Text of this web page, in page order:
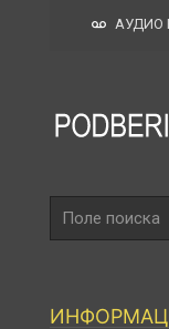
АУДИО
поиска